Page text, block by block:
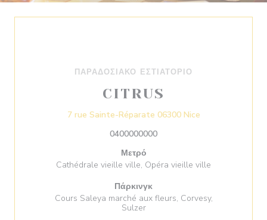
ΠΑΡΑΔΟΣΙΑΚΌ ΕΣΤΙΑΤΌΡΙΟ
CITRUS
7 rue Sainte-Réparate 06300 Nice((ανοίγει σε
0400000000
Μετρό
Cathédrale vieille ville, Opéra vieille ville
Πάρκινγκ
Cours Saleya marché aux fleurs, Corvesy,
Sulzer